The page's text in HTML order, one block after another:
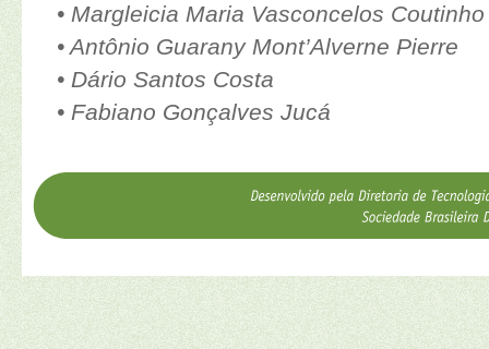
• Margleicia Maria Vasconcelos Coutinho
• Antônio Guarany Mont’Alverne Pierre
• Dário Santos Costa
• Fabiano Gonçalves Jucá